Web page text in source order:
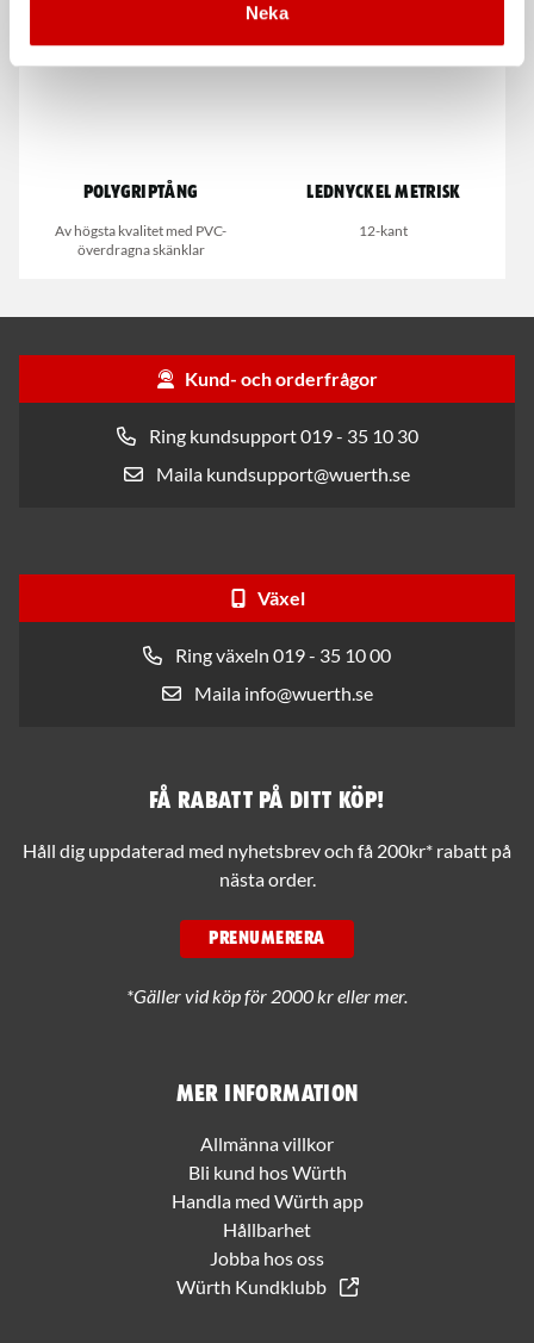
Neka
Polygriptång
Av högsta kvalitet med PVC-
överdragna skänklar
Lednyckel metrisk
12-kant
Kund- och orderfrågor
Ring kundsupport 019 - 35 10 30
Maila kundsupport@wuerth.se
Växel
Ring växeln 019 - 35 10 00
Maila info@wuerth.se
Mer information
Allmänna villkor
Bli kund hos Würth
Handla med Würth app
Hållbarhet
Jobba hos oss
Würth Kundklubb
Få rabatt på ditt köp!
Håll dig uppdaterad med nyhetsbrev och få 200kr* rabatt på
nästa order.
PRENUMERERA
*Gäller vid köp för 2000 kr eller mer.